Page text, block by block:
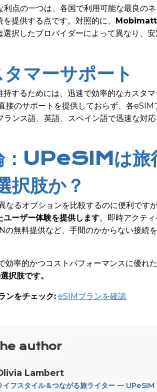
利点の一つは、各国で利用可能な最良の
提供する点です。対照的に、
選択したプロバイダーによって異なり、
マーサポート
するためには、迅速で効率的なカスタマ
接のサポートを提供しておらず、各
ランス語、英語、スペイン語で迅速な対
：UPeSIMは旅
択肢か？
なるオプションを比較するのに便利ですが
ユーザー体験を提供します。即時アクテ
の無料提供など、手間のかからない接続
効率的かつコストパフォーマンスに優れ
択肢です。
ンをチェック: eSIMプランを確認
author
Lambert
イフスタイル＆つながる旅ライター — UPeSIM